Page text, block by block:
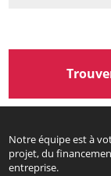
Notre équipe est à
projet, du
entreprise.